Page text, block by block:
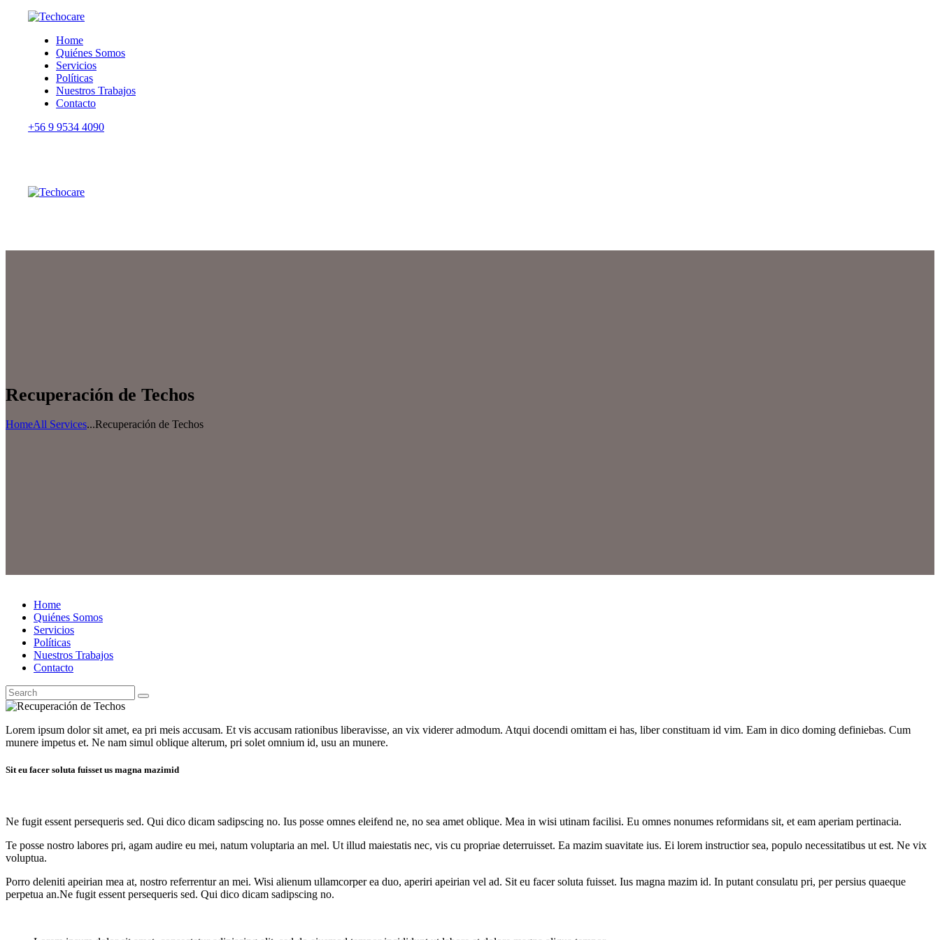
Home
Quiénes Somos
Servicios
Políticas
Nuestros Trabajos
Contacto
+56 9 9534 4090
Recuperación de Techos
HomeAll Services...Recuperación de Techos
Home
Quiénes Somos
Servicios
Políticas
Nuestros Trabajos
Contacto
Lorem ipsum dolor sit amet, ea pri meis accusam. Et vis accusam rationibus liberavisse, an vix viderer admodum. Atqui docendi omittam ei has, liber constituam id vim. Eam in dico doming definiebas. Cum
munere impetus et. Ne nam simul oblique alterum, pri solet omnium id, usu an munere.
Sit eu facer soluta fuisset us magna mazimid
Ne fugit essent persequeris sed. Qui dico dicam sadipscing no. Ius posse omnes eleifend ne, no sea amet oblique. Mea in wisi utinam facilisi. Eu omnes nonumes reformidans sit, et eam aperiam pertinacia.
Te posse nostro labores pri, agam audire eu mei, natum voluptaria an mel. Ut illud maiestatis nec, vis cu propriae deterruisset. Ea mazim suavitate ius. Ei lorem instructior sea, populo necessitatibus ut est. Ne vix
voluptua.
Porro deleniti apeirian mea at, nostro referrentur an mei. Wisi alienum ullamcorper ea duo, aperiri apeirian vel ad. Sit eu facer soluta fuisset. Ius magna mazim id. In putant consulatu pri, per persius quaeque
perpetua an.Ne fugit essent persequeris sed. Qui dico dicam sadipscing no.